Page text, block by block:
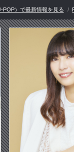
POP）で最新情報を見る